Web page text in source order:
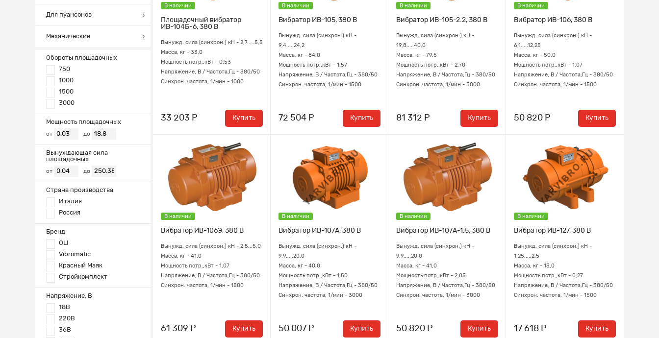
Для пуансонов
Механические
Обороты площадочных
750
1000
1500
3000
Мощность площадочных
от до
Вынуждающая сила
площадочных
от до
Страна производства
Италия
Россия
Бренд
OLI
Vibromatic
Красный Маяк
Стройкомплект
Напряжение, В
18В
220В
36В
В наличии
Площадочный вибратор
ИВ-104Б-6, 380 В
Вынужд. сила (синхрон.) кН - 2,7.....5,5
Масса, кг - 33,0
Мощность потр.,кВт - 0,53
Напряжение, В / Частота,Гц - 380/50
Синхрон. частота, 1/мин - 1000
33 203 Р Купить
В наличии
Вибратор ИВ-105, 380 В
Вынужд. сила (синхрон.) кН -
9,4.....24,2
Масса, кг - 84,0
Мощность потр.,кВт - 1,57
Напряжение, В / Частота,Гц - 380/50
Синхрон. частота, 1/мин - 1500
72 504 Р Купить
В наличии
Вибратор ИВ-105-2.2, 380 В
Вынужд. сила (синхрон.) кН -
19,8.....40,0
Масса, кг - 79,5
Мощность потр.,кВт - 2,70
Напряжение, В / Частота,Гц - 380/50
Синхрон. частота, 1/мин - 3000
81 312 Р Купить
В наличии
Вибратор ИВ-106, 380 В
Вынужд. сила (синхрон.) кН -
6,1.....12,25
Масса, кг - 50,0
Мощность потр.,кВт - 1,07
Напряжение, В / Частота,Гц - 380/50
Синхрон. частота, 1/мин - 1500
50 820 Р Купить
В наличии
Вибратор ИВ-106Э, 380 В
Вынужд. сила (синхрон.) кН - 2,5...5,0
Масса, кг - 41,0
Мощность потр.,кВт - 1,07
Напряжение, В / Частота,Гц - 380/50
Синхрон. частота, 1/мин - 1500
61 309 Р Купить
В наличии
Вибратор ИВ-107А, 380 В
Вынужд. сила (синхрон.) кН -
9,9.....20,0
Масса, кг - 40,0
Мощность потр.,кВт - 1,50
Напряжение, В / Частота,Гц - 380/50
Синхрон. частота, 1/мин - 3000
50 007 Р Купить
В наличии
Вибратор ИВ-107А-1.5, 380 В
Вынужд. сила (синхрон.) кН -
9,9.....20,0
Масса, кг - 41,0
Мощность потр.,кВт - 2,05
Напряжение, В / Частота,Гц - 380/50
Синхрон. частота, 1/мин - 3000
50 820 Р Купить
В наличии
Вибратор ИВ-127, 380 В
Вынужд. сила (синхрон.) кН -
1,25.....2,5
Масса, кг - 13,0
Мощность потр.,кВт - 0,27
Напряжение, В / Частота,Гц - 380/50
Синхрон. частота, 1/мин - 1500
17 618 Р Купить